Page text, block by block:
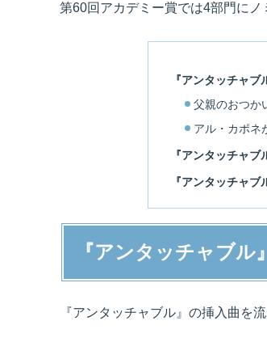
第60回アカデミー賞では4部門にノ
『アンタッチャブ
父親のおつか
アル・カポネ
『アンタッチャブ
『アンタッチャ
『アンタッチャブル
『アンタッチャブル』の挿入曲を